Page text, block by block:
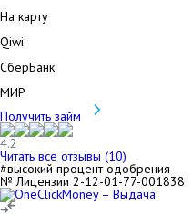
На карту
Qiwi
СберБанк
МИР
Получить займ
4.2
Читать все отзывы (10)
#высокий процент одобрения
№ Лицензии 2-12-01-77-001838